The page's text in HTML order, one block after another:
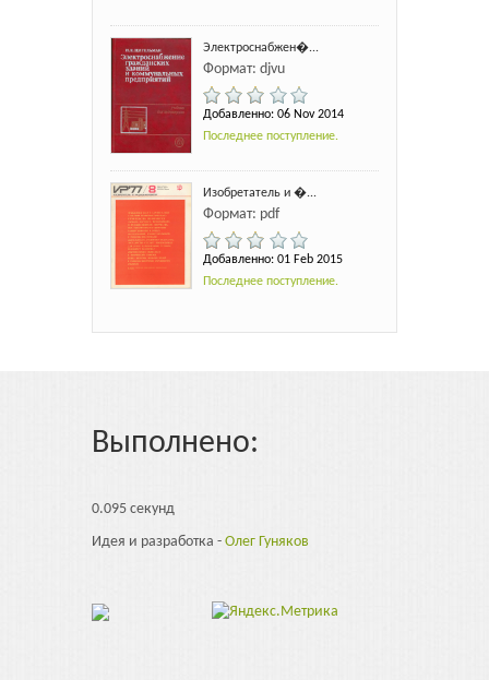
Электроснабжен�...
Формат: djvu
Добавленно: 06 Nov 2014
Последнее поступление.
Изобретатель и �...
Формат: pdf
Добавленно: 01 Feb 2015
Последнее поступление.
Выполнено:
0.095 секунд
Идея и разработка - Олег Гуняков